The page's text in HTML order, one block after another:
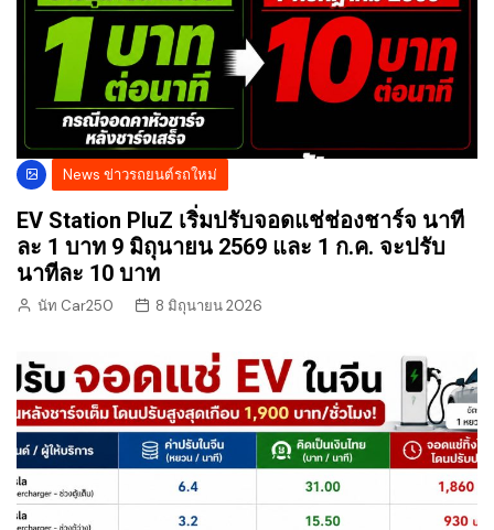
News ข่าวรถยนต์รถใหม่
EV Station PluZ เริ่มปรับจอดแช่ช่องชาร์จ นาที
ละ 1 บาท 9 มิถุนายน 2569 และ 1 ก.ค. จะปรับ
นาทีละ 10 บาท
นัท Car250 8 มิถุนายน 2026